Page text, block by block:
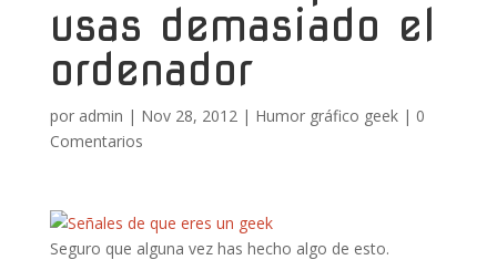
usas demasiado el
ordenador
por admin | Nov 28, 2012| Humor gráfico geek| 0
Comentarios
Seguro que alguna vez has hecho algo de esto.